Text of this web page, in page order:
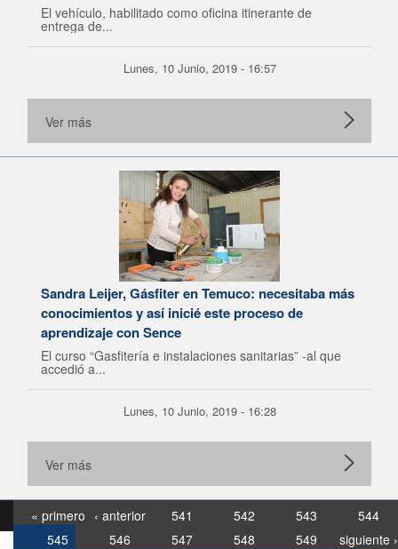
El vehículo, habilitado como oficina itinerante de
entrega de...
Lunes, 10 Junio, 2019 - 16:57
Ver más
Sandra Leijer, Gásfiter en Temuco: necesitaba más
conocimientos y así inicié este proceso de
aprendizaje con Sence
El curso “Gasfitería e instalaciones sanitarias” -al que
accedió a...
Lunes, 10 Junio, 2019 - 16:28
Ver más
« primero ‹ anterior 541 542 543
544
545
546 547 548 549
siguiente ›